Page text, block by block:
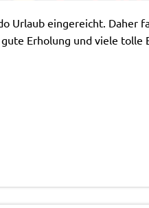
Urlaub eingereicht. Daher
Erholung und viele tolle